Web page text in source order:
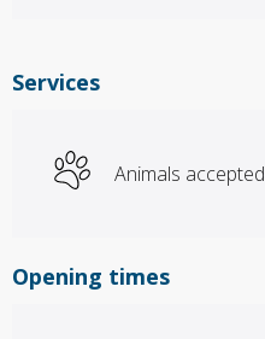
Services
Animals accepted
Opening times